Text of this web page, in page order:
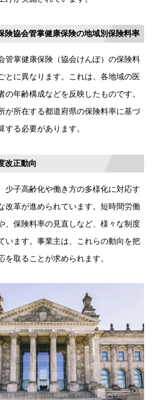
険協会管掌健康保険の地域別保険料率
管掌健康保険（協会けんぽ）の保険料
とに異なります。これは、各地域の医
の年齢構成などを反映したものです。
が所在する都道府県の保険料率に基づ
する必要があります。
改正動向
少子高齢化や働き方の多様化に対応す
改革が進められています。短時間労働
、保険料率の見直しなど、様々な制度
います。事業主は、これらの動向を把
を取ることが求められます。